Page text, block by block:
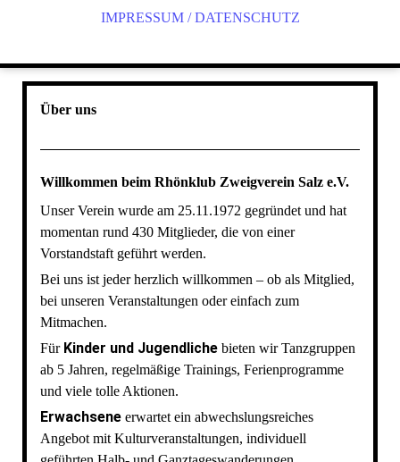
IMPRESSUM / DATENSCHUTZ
Über uns
Willkommen beim Rhönklub Zweigverein Salz e.V.
Unser Verein wurde am 25.11.1972 gegründet und hat
momentan rund 430 Mitglieder, die von einer
Vorstandstaft geführt werden.
Bei uns ist jeder herzlich willkommen – ob als Mitglied,
bei unseren Veranstaltungen oder einfach zum
Mitmachen.
Für Kinder und Jugendlichebieten wir Tanzgruppen
ab 5 Jahren, regelmäßige Trainings, Ferienprogramme
und viele tolle Aktionen.
Erwachseneerwartet ein abwechslungsreiches
Angebot mit Kulturveranstaltungen, individuell